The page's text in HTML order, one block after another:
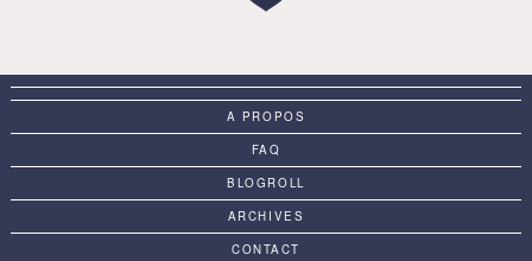
A PROPOS
FAQ
BLOGROLL
ARCHIVES
CONTACT